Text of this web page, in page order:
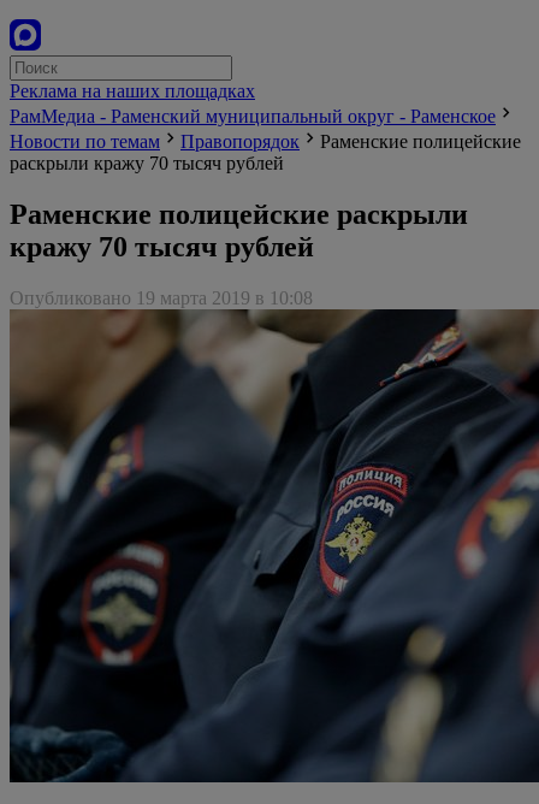
Реклама на наших площадках
РамМедиа - Раменский муниципальный округ - Раменское
Новости по темам
Правопорядок
Раменские полицейские
раскрыли кражу 70 тысяч рублей
Раменские полицейские раскрыли
кражу 70 тысяч рублей
Опубликовано 19 марта 2019 в 10:08